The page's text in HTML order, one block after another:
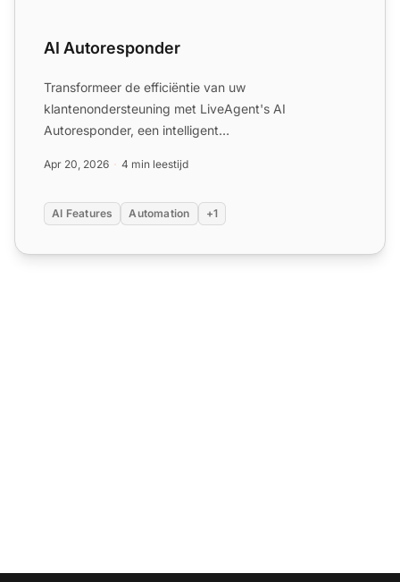
AI Autoresponder
Transformeer de efficiëntie van uw
klantenondersteuning met LiveAgent's AI
Autoresponder, een intelligent
gepersonaliseer...
Apr 20, 2026 4 min leestijd
AI Features Automation +1